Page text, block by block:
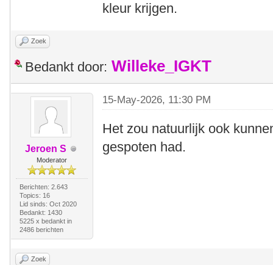
kleur krijgen.
Zoek
Bedankt door: Willeke_IGKT
Jeroen S
Moderator
Berichten: 2.643
Topics: 16
Lid sinds: Oct 2020
Bedankt: 1430
5225 x bedankt in
2486 berichten
15-May-2026, 11:30 PM
Het zou natuurlijk ook
gespoten had.
Zoek